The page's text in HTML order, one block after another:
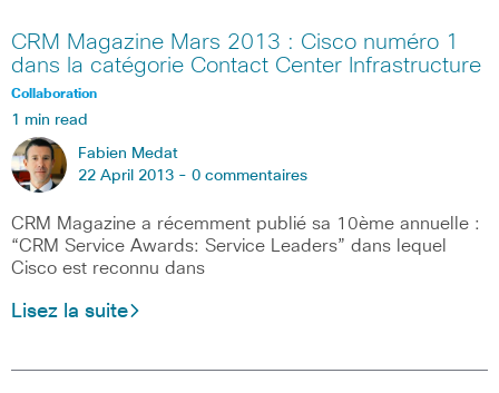
CRM Magazine Mars 2013 : Cisco numéro 1
dans la catégorie Contact Center Infrastructure
Collaboration
1 min read
Fabien Medat
22 April 2013 - 0 commentaires
CRM Magazine a récemment publié sa 10ème annuelle :
“CRM Service Awards: Service Leaders” dans lequel
Cisco est reconnu dans
Lisez la suite